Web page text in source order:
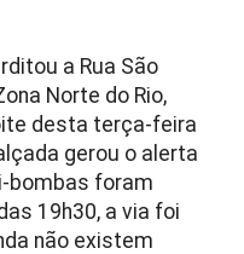
a Rua São
Norte do Rio,
desta terça-feira
gerou o alerta
bombas foram
19h30, a via foi
não existem